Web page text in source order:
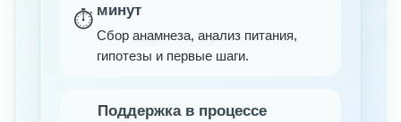
⏱️ минут
Сбор анамнеза, анализ питания,
гипотезы и первые шаги.
Поддержка в процессе